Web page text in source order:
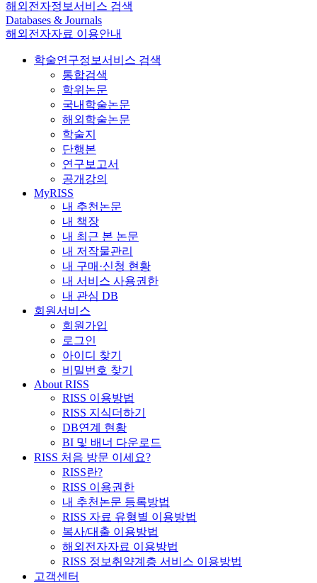
해외전자정보서비스 검색
Databases & Journals
해외전자자료 이용안내
학술연구정보서비스 검색
통합검색
학위논문
국내학술논문
해외학술논문
학술지
단행본
연구보고서
공개강의
MyRISS
내 추천논문
내 책장
내 최근 본 논문
내 저작물관리
내 구매·신청 현황
내 서비스 사용권한
내 관심 DB
회원서비스
회원가입
로그인
아이디 찾기
비밀번호 찾기
About RISS
RISS 이용방법
RISS 지식더하기
DB연계 현황
BI 및 배너 다운로드
RISS 처음 방문 이세요?
RISS란?
RISS 이용권한
내 추천논문 등록방법
RISS 자료 유형별 이용방법
복사/대출 이용방법
해외전자자료 이용방법
RISS 정보취약계층 서비스 이용방법
고객센터